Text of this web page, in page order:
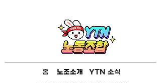
홈 YTN 소식
노조소개